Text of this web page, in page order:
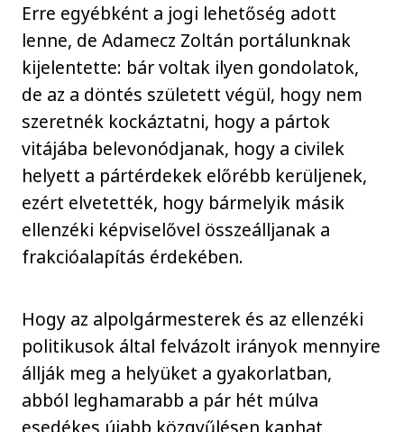
Erre egyébként a jogi lehetőség adott
lenne, de Adamecz Zoltán portálunknak
kijelentette: bár voltak ilyen gondolatok,
de az a döntés született végül, hogy nem
szeretnék kockáztatni, hogy a pártok
vitájába belevonódjanak, hogy a civilek
helyett a pártérdekek előrébb kerüljenek,
ezért elvetették, hogy bármelyik másik
ellenzéki képviselővel összeálljanak a
frakcióalapítás érdekében.
Hogy az alpolgármesterek és az ellenzéki
politikusok által felvázolt irányok mennyire
állják meg a helyüket a gyakorlatban,
abból leghamarabb a pár hét múlva
esedékes újabb közgyűlésen kaphat